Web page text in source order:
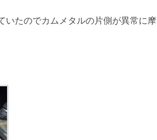
いたのでカムメタルの片側が異常に摩